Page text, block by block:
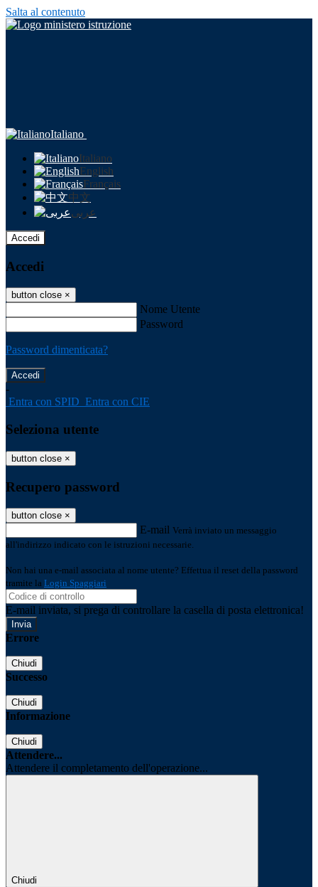
Salta al contenuto
Italiano
Italiano
English
Français
中文
عربى
Accedi
Accedi
button close ×
Nome Utente
Password
Password dimenticata?
-
Entra con SPID Entra con CIE
Seleziona utente
button close ×
Recupero password
button close ×
E-mail Verrà inviato un messaggio
all'indirizzo indicato con le istruzioni necessarie.
Non hai una e-mail associata al nome utente? Effettua il reset della password
tramite la Login Spaggiari
E-mail inviata, si prega di controllare la casella di posta elettronica!
Errore
Chiudi
Successo
Chiudi
Informazione
Chiudi
Attendere...
Attendere il completamento dell'operazione...
Chiudi